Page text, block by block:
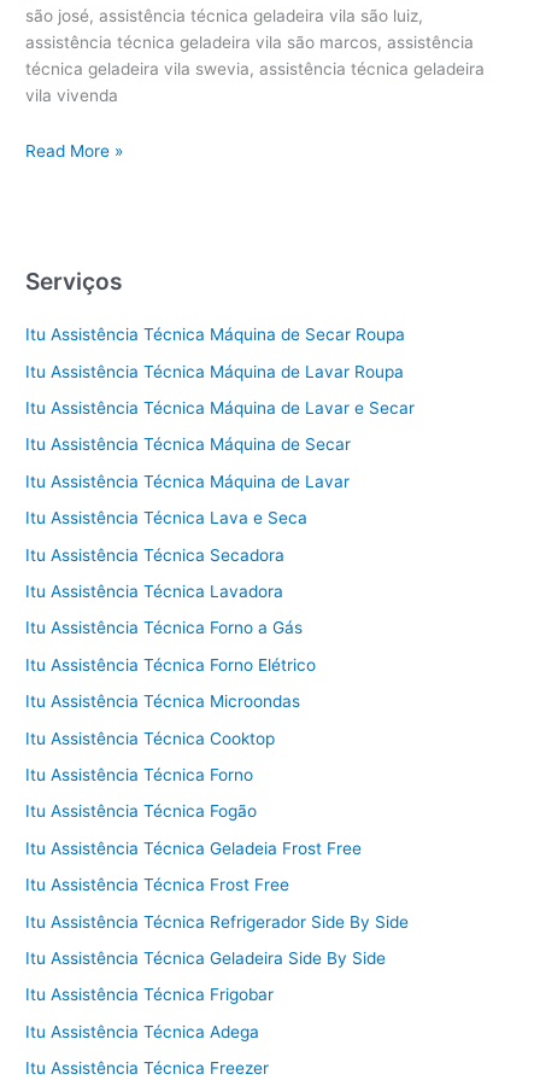
são josé, assistência técnica geladeira vila são luiz,
assistência técnica geladeira vila são marcos, assistência
técnica geladeira vila swevia, assistência técnica geladeira
vila vivenda
Assistência
Read More »
Serviços
Itu Assistência Técnica Máquina de Secar Roupa
Itu Assistência Técnica Máquina de Lavar Roupa
Itu Assistência Técnica Máquina de Lavar e Secar
Itu Assistência Técnica Máquina de Secar
Itu Assistência Técnica Máquina de Lavar
Itu Assistência Técnica Lava e Seca
Itu Assistência Técnica Secadora
Itu Assistência Técnica Lavadora
Itu Assistência Técnica Forno a Gás
Itu Assistência Técnica Forno Elétrico
Itu Assistência Técnica Microondas
Itu Assistência Técnica Cooktop
Itu Assistência Técnica Forno
Itu Assistência Técnica Fogão
Itu Assistência Técnica Geladeia Frost Free
Itu Assistência Técnica Frost Free
Itu Assistência Técnica Refrigerador Side By Side
Itu Assistência Técnica Geladeira Side By Side
Itu Assistência Técnica Frigobar
Itu Assistência Técnica Adega
Itu Assistência Técnica Freezer